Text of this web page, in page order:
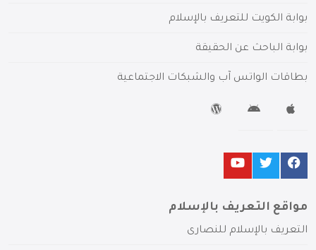
بوابة الكويت للتعريف بالإسلام
بوابة الباحث عن الحقيقة
بطاقات الواتس آب والشبكات الاجتماعية
مواقع التعريف بالإسلام
التعريف بالإسلام للنصارى